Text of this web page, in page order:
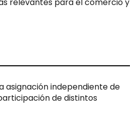
asignación independiente de
de distintos